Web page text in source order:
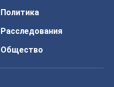
Политика
Расследования
Общество